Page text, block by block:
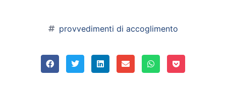
provvedimenti di accoglimento